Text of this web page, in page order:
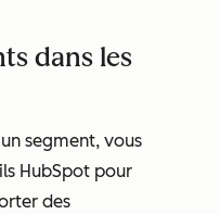
dans les
segment, vous
HubSpot pour
des